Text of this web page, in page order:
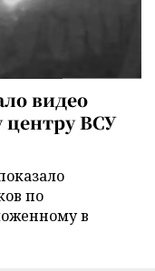
видео
центру ВСУ
по
в